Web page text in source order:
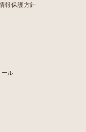
報保護方針
ル